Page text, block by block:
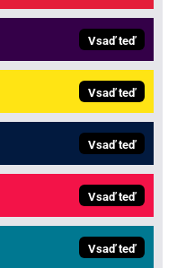
Vsaď teď
Vsaď teď
Vsaď teď
Vsaď teď
Vsaď teď